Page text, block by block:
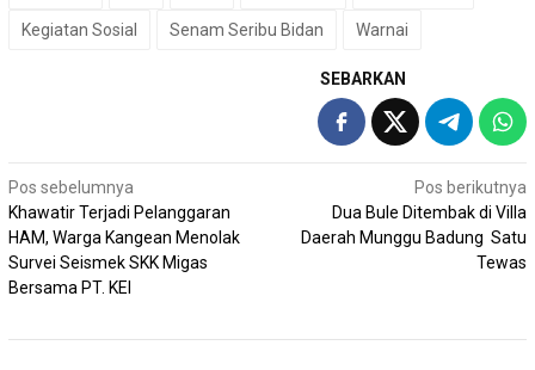
Kegiatan Sosial Senam Seribu Bidan Warnai
SEBARKAN
Navigasi
pos
Pos sebelumnya
Khawatir Terjadi Pelanggaran
HAM, Warga Kangean Menolak
Survei Seismek SKK Migas
Bersama PT. KEI
Pos berikutnya
Dua Bule Ditembak di Villa
Daerah Munggu Badung Satu
Tewas